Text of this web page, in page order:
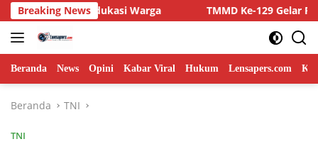
Langsung
ke
konten
Breaking News
Warga TMMD Ke-129 Gelar Penyuluhan
Beranda News Opini Kabar Viral Hukum Lensapers.com
Beranda TNI
TNI